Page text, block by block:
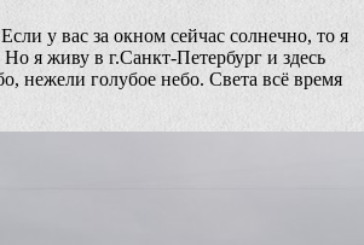
у вас за окном сейчас солнечно, то я
Но я живу в г.Санкт-Петербург и здесь
нежели голубое небо. Света всё время